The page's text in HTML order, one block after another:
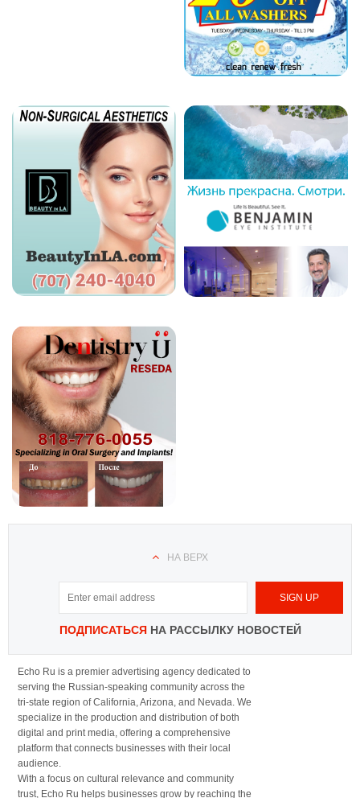
НА ВЕРХ
ПОДПИСАТЬСЯНА РАССЫЛКУ НОВОСТЕЙ
Echo Ru is a premier advertising agency dedicated to
serving the Russian-speaking community across the
tri-state region of California, Arizona, and Nevada. We
specialize in the production and distribution of both
digital and print media, offering a comprehensive
platform that connects businesses with their local
audience.
With a focus on cultural relevance and community
trust, Echo Ru helps businesses grow by reaching the